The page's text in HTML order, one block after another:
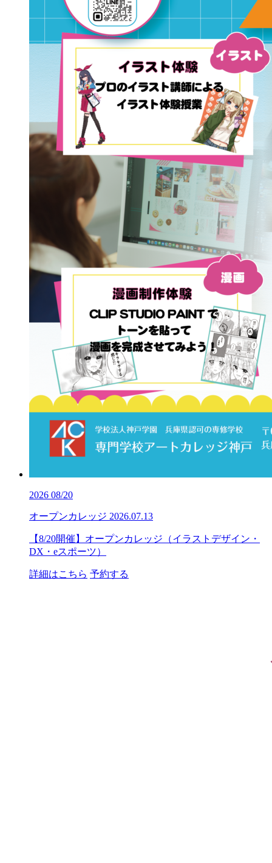
2026 08/20
オープンカレッジ 2026.07.13
【8/20開催】オープンカレッジ（イラストデザイン・
DX・eスポーツ）
詳細はこちら 予約する